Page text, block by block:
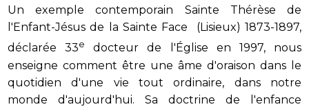
Un exemple contemporain Sainte Thérèse de
l'Enfant-Jésus de la Sainte Face (Lisieux) 1873-1897,
déclarée 33e
docteur de l'Église en 1997, nous
enseigne comment être une âme d'oraison dans le
quotidien d'une vie tout ordinaire, dans notre
monde d'aujourd'hui. Sa doctrine de l'enfance